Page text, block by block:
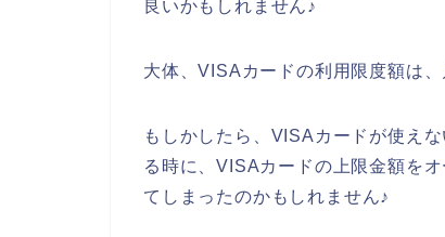
良いかもしれません♪
大体、VISAカードの利用限度額は
もしかしたら、VISAカードが使え
る時に、VISAカードの上限金額を
てしまったのかもしれません♪